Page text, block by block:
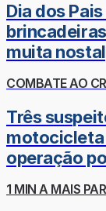
Dia dos
muita
COMBATE AO
Três
operação
1 MIN A MAIS